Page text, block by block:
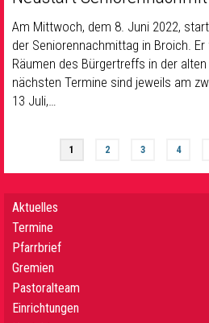
Am Mittwoch, dem 8. Juni 2022,
der Seniorennachmittag in Broich.
Räumen des Bürgertreffs in der
nächsten Termine sind jeweils am
13 Juli,…
1 2 3 4
Aktuelles
Termine
Pfarrbrief
Gremien
Pastoralteam
Einrichtungen